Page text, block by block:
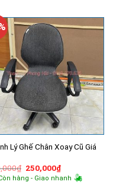
Lý Ghế Chân Xoay Cũ Giá
₫ Giá
gốc
là:
250,000₫Giá
hiện
tại
hàng - Giao nhanh